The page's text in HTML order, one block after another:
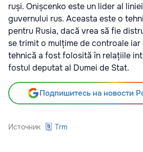
ruși. Onișcenko este un lider al
guvernului rus. Aceasta este o
pentru Rusia, dacă vrea să fie
se trimit o mulțime de controale iar
tehnică a fost folosită în relațiile
fostul deputat al Dumei de Stat.
Подпишитесь на новости
Источник Trm